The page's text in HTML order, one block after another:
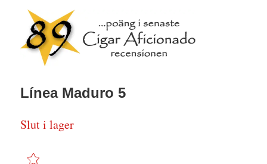
Línea Maduro 5
Slut i lager